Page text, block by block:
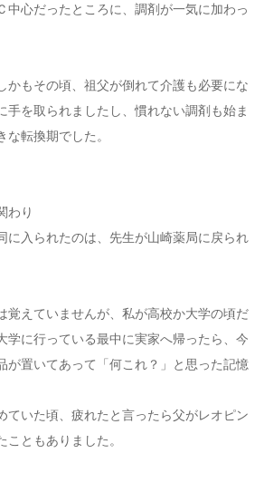
心だったところに、調剤が一気に加わっ
もその頃、祖父が倒れて介護も必要にな
手を取られましたし、慣れない調剤も始ま
な転換期でした。
わり
入られたのは、先生が山崎薬局に戻られ
えていませんが、私が高校か大学の頃だ
学に行っている最中に実家へ帰ったら、今
が置いてあって「何これ？」と思った記憶
いた頃、疲れたと言ったら父がレオピン
ともありました。